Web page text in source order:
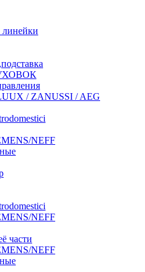
/ ZANUSSI / AEG
NEFF
NEFF
части
NEFF